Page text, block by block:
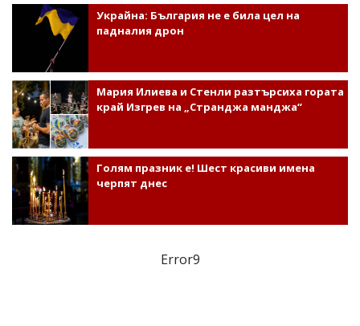
Украйна: България не е била цел на
падналия дрон
Мария Илиева и Стенли разтърсиха гората
край Изгрев на „Странджа манджа“
Голям празник е! Шест красиви имена
черпят днес
Error9